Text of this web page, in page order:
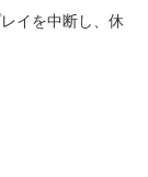
イを中断し、休